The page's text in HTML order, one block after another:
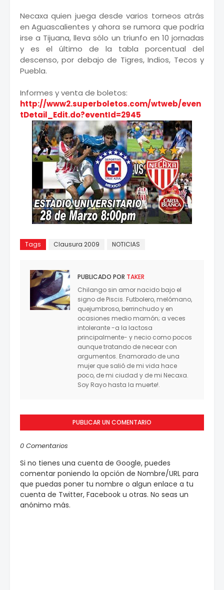
Necaxa quien juega desde varios torneos atrás
en Aguascalientes y ahora se rumora que podría
irse a Tijuana, lleva sólo un triunfo en 10 jornadas
y es el último de la tabla porcentual del
descenso, por debajo de Tigres, Indios, Tecos y
Puebla.
Informes y venta de boletos:
http://www2.superboletos.com/wtweb/even
tDetail_Edit.do?eventId=2945
Tags Clausura 2009 NOTICIAS
PUBLICADO POR TAKER
Chilango sin amor nacido bajo el
signo de Piscis. Futbolero, melómano,
quejumbroso, berrinchudo y en
ocasiones medio mamón; a veces
intolerante -a la lactosa
principalmente- y necio como pocos
aunque tratando de necear con
argumentos. Enamorado de una
mujer que salió de mi vida hace
poco, de mi ciudad y de mi Necaxa.
Soy Rayo hasta la muerte!.
PUBLICAR UN COMENTARIO
0 Comentarios
Si no tienes una cuenta de Google, puedes
comentar poniendo la opción de Nombre/URL para
que puedas poner tu nombre o algun enlace a tu
cuenta de Twitter, Facebook u otras. No seas un
anónimo más.